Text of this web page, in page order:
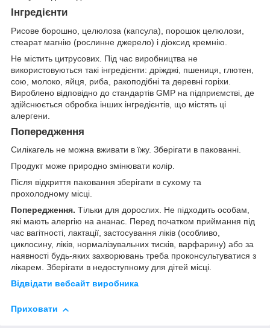
Інгредієнти
Рисове борошно, целюлоза (капсула), порошок целюлози,
стеарат магнію (рослинне джерело) і діоксид кремнію.
Не містить цитрусових. Під час виробництва не
використовуються такі інгредієнти: дріжджі, пшениця, глютен,
сою, молоко, яйця, риба, ракоподібні та деревні горіхи.
Вироблено відповідно до стандартів GMP на підприємстві, де
здійснюється обробка інших інгредієнтів, що містять ці
алергени.
Попередження
Силікагель не можна вживати в їжу. Зберігати в пакованні.
Продукт може природно змінювати колір.
Після відкриття паковання зберігати в сухому та
прохолодному місці.
Попередження. Тільки для дорослих. Не підходить особам,
які мають алергію на ананас. Перед початком приймання під
час вагітності, лактації, застосування ліків (особливо,
циклосину, ліків, нормалізувальних тисків, варфарину) або за
наявності будь-яких захворювань треба проконсультуватися з
лікарем. Зберігати в недоступному для дітей місці.
Відвідати вебсайт виробника
Приховати